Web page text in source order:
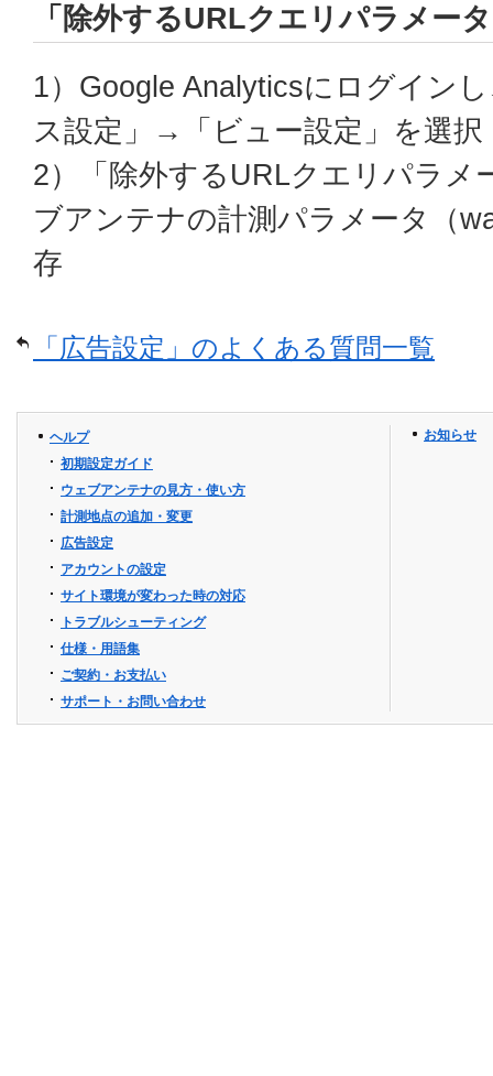
「除外するURLクエリパラメー
1）Google Analyticsにログイン
ス設定」→「ビュー設定」を選択
2）「除外するURLクエリパラメ
ブアンテナの計測パラメータ（
存
「広告設定」のよくある質問一覧
ヘルプ
初期設定ガイド
ウェブアンテナの見方・使い方
計測地点の追加・変更
広告設定
アカウントの設定
サイト環境が変わった時の対応
トラブルシューティング
仕様・用語集
ご契約・お支払い
サポート・お問い合わせ
お知らせ